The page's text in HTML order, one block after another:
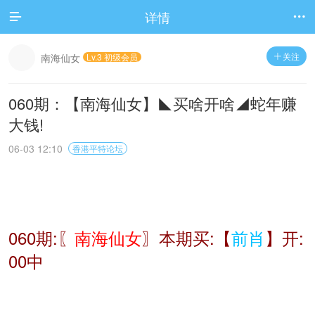
 详情 
 关注
南海仙女 Lv.3 初级会员
060期：【南海仙女】◣买啥开啥◢蛇年赚
大钱!
06-03 12:10 香港平特论坛
060期:〖 南海仙女〗本期买:【前肖 】开:
00中